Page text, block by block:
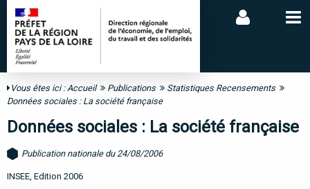
Vous êtes ici :Accueil Publications
Statistiques Recensements
Données sociales : La société française
Données sociales : La société française
Publication nationale du 24/08/2006
INSEE, Edition 2006